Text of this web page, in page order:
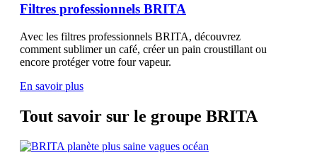
Filtres professionnels BRITA
Avec les filtres professionnels BRITA, découvrez
comment sublimer un café, créer un pain croustillant ou
encore protéger votre four vapeur.
En savoir plus
Tout savoir sur le groupe BRITA